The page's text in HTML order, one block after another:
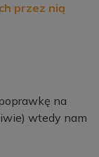
przez nią
na
wtedy nam